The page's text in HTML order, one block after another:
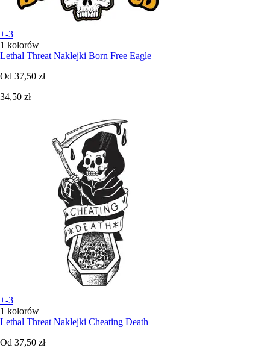
+-3
1 kolorów
Lethal Threat Naklejki Born Free Eagle
Od 37,50 zł
34,50 zł
+-3
1 kolorów
Lethal Threat Naklejki Cheating Death
Od 37,50 zł